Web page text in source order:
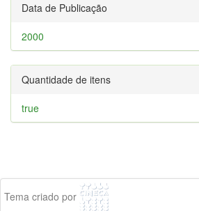
Data de Publicação
2000
Quantidade de itens
true
Tema criado por